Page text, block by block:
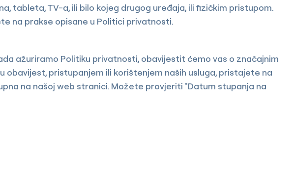
tableta, TV-a, ili bilo kojeg drugog uređaja, ili fizičkim pristupom.
na prakse opisane u Politici privatnosti.
ažuriramo Politiku privatnosti, obavijestit ćemo vas o značajnim
pristupanjem ili korištenjem naših usluga, pristajete na
na našoj web stranici. Možete provjeriti "Datum stupanja na